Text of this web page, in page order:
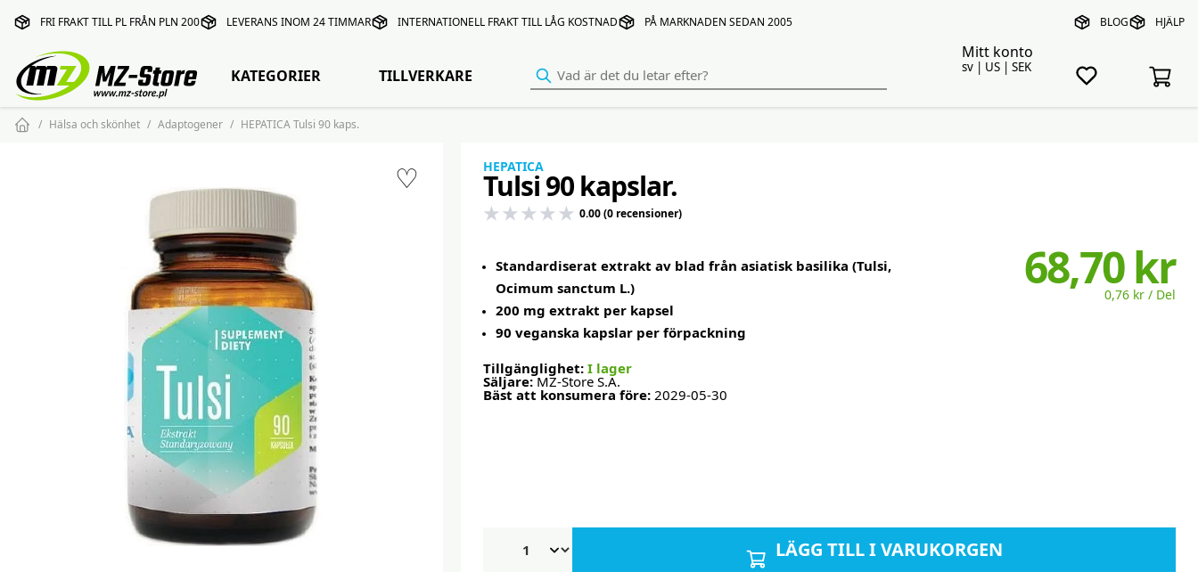
FRI FRAKT TILL PL FRÅN PLN 200 LEVERANS INOM 24 TIMMAR INTERNATIONELL FRAKT TILL LÅG KOSTNAD PÅ MARKNADEN SEDAN 2005 BLOG HJÄLP
Mitt konto
sv | US | SEK
KATEGORIER TILLVERKARE
Hälsa och skönhet Adaptogener HEPATICA Tulsi 90 kaps.
♡ HEPATICA
Tulsi 90 kapslar.
0.00 (0 recensioner)
68,70 kr
0,76 kr / Del
Standardiserat extrakt av blad från asiatisk basilika (Tulsi,
Ocimum sanctum L.)
200 mg extrakt per kapsel
90 veganska kapslar per förpackning
Tillgänglighet: I lager
Säljare: MZ-Store S.A.
Bäst att konsumera före: 2029-05-30
LÄGG TILL I VARUKORGEN